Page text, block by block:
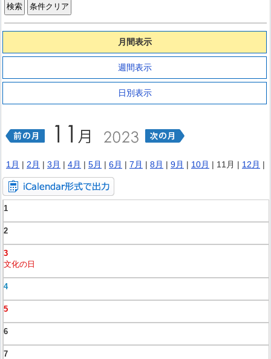
月間表示
週間表示
日別表示
1月 | 2月 | 3月 | 4月 | 5月 | 6月 | 7月 | 8月 | 9月 | 10月 | 11月 | 12月 |
1
2
3
文化の日
4
5
6
7